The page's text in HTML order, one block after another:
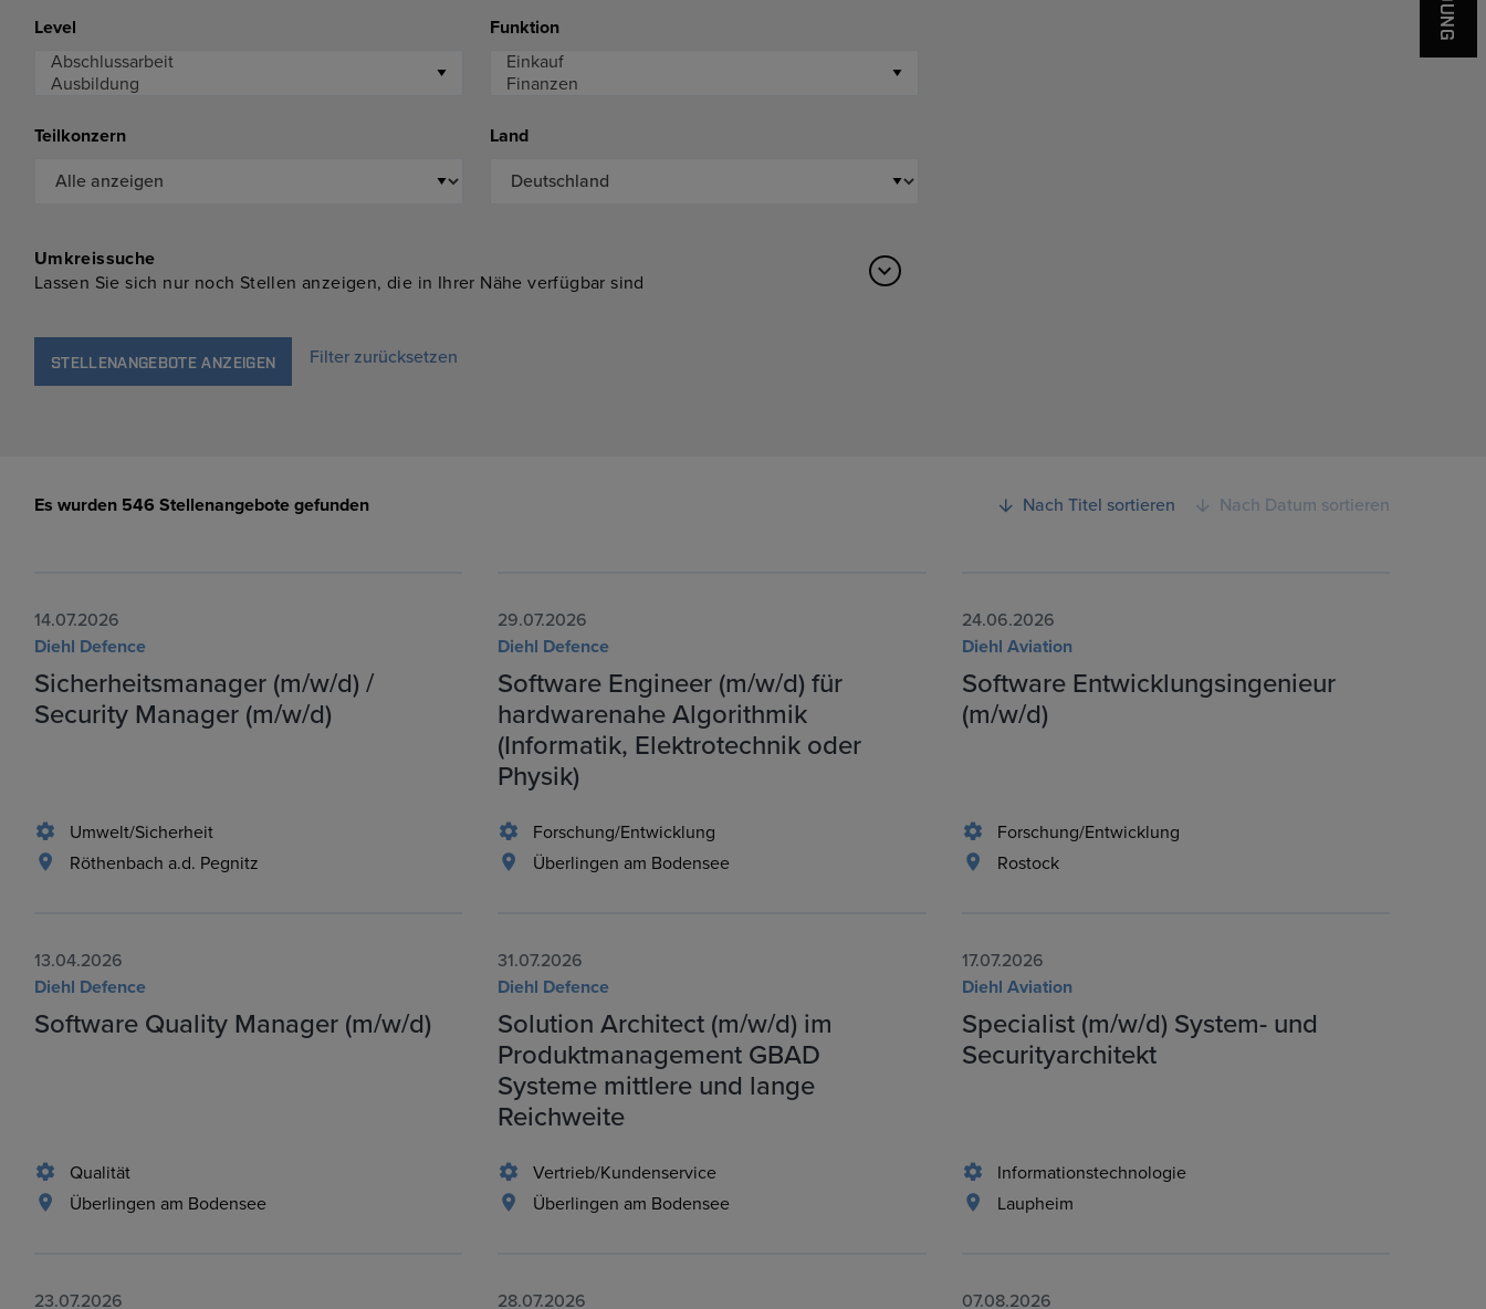
Level Funktion
Teilkonzern Land
Umkreissuche
Lassen Sie sich nur noch Stellen anzeigen, die in Ihrer Nähe verfügbar sind
STELLENANGEBOTE ANZEIGEN Filter zurücksetzen
Es wurden 546 Stellenangebote gefunden Nach Titel sortieren Nach Datum sortieren
14.07.2026
Diehl Defence
Sicherheitsmanager (m/w/d) /
Security Manager (m/w/d)
Umwelt/Sicherheit
Röthenbach a.d. Pegnitz
29.07.2026
Diehl Defence
Software Engineer (m/w/d) für
hardwarenahe Algorithmik
(Informatik, Elektrotechnik oder
Physik)
Forschung/Entwicklung
Überlingen am Bodensee
24.06.2026
Diehl Aviation
Software Entwicklungsingenieur
(m/w/d)
Forschung/Entwicklung
Rostock
13.04.2026
Diehl Defence
Software Quality Manager (m/w/d)
Qualität
Überlingen am Bodensee
31.07.2026
Diehl Defence
Solution Architect (m/w/d) im
Produktmanagement GBAD
Systeme mittlere und lange
Reichweite
Vertrieb/Kundenservice
Überlingen am Bodensee
17.07.2026
Diehl Aviation
Specialist (m/w/d) System- und
Securityarchitekt
Informationstechnologie
Laupheim
23.07.2026
28.07.2026
07.08.2026